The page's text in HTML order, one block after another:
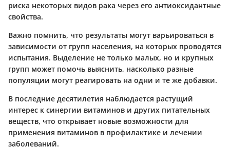
риска некоторых видов рака через его антиоксидантные
свойства.
Важно помнить, что результаты могут варьироваться в
зависимости от групп населения, на которых проводятся
испытания. Выделение не только малых, но и крупных
групп может помочь выяснить, насколько разные
популяции могут реагировать на одни и те же добавки.
В последние десятилетия наблюдается растущий
интерес к синергии витаминов и других питательных
веществ, что открывает новые возможности для
применения витаминов в профилактике и лечении
заболеваний.